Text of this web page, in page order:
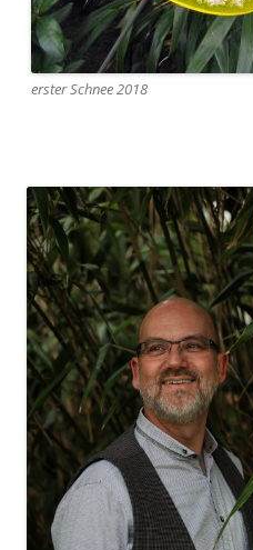
erster Schnee 2018